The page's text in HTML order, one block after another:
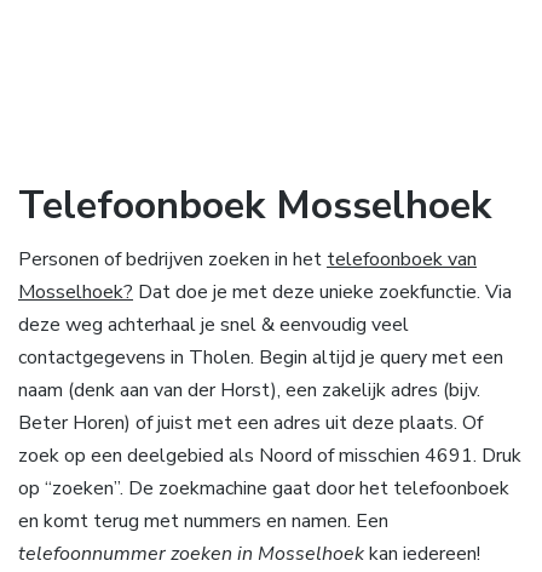
Telefoonboek Mosselhoek
Personen of bedrijven zoeken in het telefoonboek van
Mosselhoek? Dat doe je met deze unieke zoekfunctie. Via
deze weg achterhaal je snel & eenvoudig veel
contactgegevens in Tholen. Begin altijd je query met een
naam (denk aan van der Horst), een zakelijk adres (bijv.
Beter Horen) of juist met een adres uit deze plaats. Of
zoek op een deelgebied als Noord of misschien 4691. Druk
op “zoeken”. De zoekmachine gaat door het telefoonboek
en komt terug met nummers en namen. Een
telefoonnummer zoeken in Mosselhoekkan iedereen!